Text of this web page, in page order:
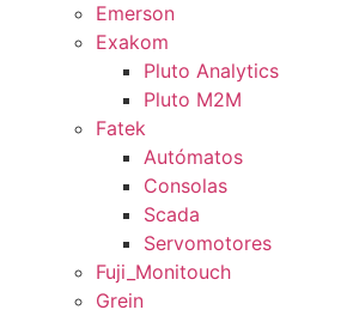
Emerson
Exakom
Pluto Analytics
Pluto M2M
Fatek
Autómatos
Consolas
Scada
Servomotores
Fuji_Monitouch
Grein